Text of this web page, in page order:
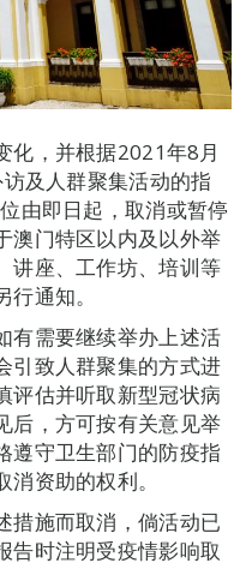
化，并根据2021年8月
及人群聚集活动的指
由即日起，取消或暂停
澳门特区以内及以外举
讲座、工作坊、培训等
通知。
有需要继续举办上述活
引致人群聚集的方式进
评估并听取新型冠状病
后，方可按有关意见举
遵守卫生部门的防疫指
资助的权利。
措施而取消，倘活动已
告时注明受疫情影响取